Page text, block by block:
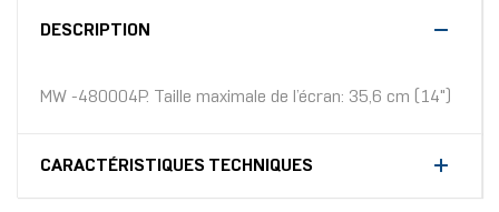
DESCRIPTION
MW -480004P. Taille maximale de l’écran: 35,6 cm (14")
CARACTÉRISTIQUES TECHNIQUES